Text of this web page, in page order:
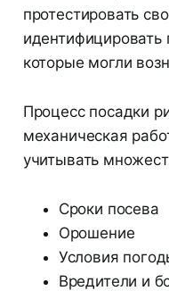
протестировать
которые могли
Процесс посадки
механическая
учитывать
Сроки посева
Орошение
Условия
Вредители и